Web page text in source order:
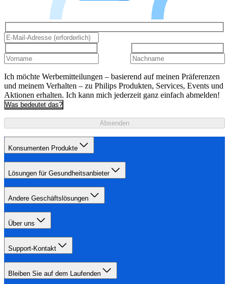
Ich möchte Werbemitteilungen – basierend auf meinen Präferenzen
und meinem Verhalten – zu Philips Produkten, Services, Events und
Aktionen erhalten. Ich kann mich jederzeit ganz einfach abmelden!
Was bedeutet das?
Absenden
Konsumenten Produkte
Lösungen für Gesundheitsanbieter
Andere Geschäftslösungen
Über uns
Support-Kontakt
Bleiben Sie auf dem Laufenden